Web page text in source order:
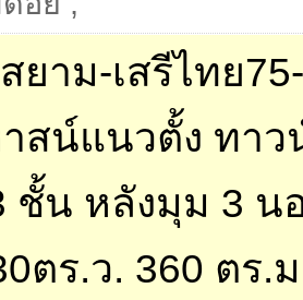
ยาม-เสรีไทย
สน์แนวตั้ง ทาว
ชั้น หลังมุม 3 น
ตร.ว. 360 ตร.